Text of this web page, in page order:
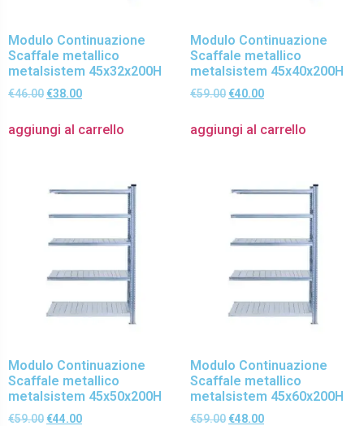
Modulo Continuazione
Scaffale metallico
metalsistem 45x32x200H
€46.00 €38.00
aggiungi al carrello
Modulo Continuazione
Scaffale metallico
metalsistem 45x40x200H
€59.00 €40.00
aggiungi al carrello
Modulo Continuazione
Scaffale metallico
metalsistem 45x50x200H
€59.00 €44.00
Modulo Continuazione
Scaffale metallico
metalsistem 45x60x200H
€59.00 €48.00